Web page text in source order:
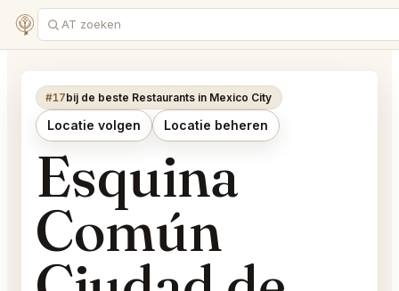
#17bij de beste Restaurants in Mexico City
Locatie volgen Locatie beheren
Esquina
Común